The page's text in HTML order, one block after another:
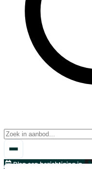
Plan een bezichtiging in